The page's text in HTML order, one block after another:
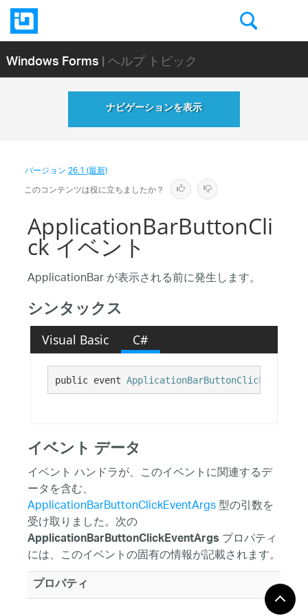
Windows Forms| ヘルプ トピック
ナビゲーションを表示
バージョン26.1 (最新)
このコンテンツは役に立ちましたか？
ApplicationBarButtonCli
ck イベント
ApplicationBar が表示される前に発生します。
シンタックス
Visual Basic C#
public event ApplicationBarButtonClickHandler
イベント データ
イベント ハンドラが、このイベントに関連するデ
ータを含む、
ApplicationBarButtonClickEventArgs型の引数を
受け取りました。次の
ApplicationBarButtonClickEventArgsプロパティ
には、このイベントの固有の情報が記載されます。
プロパティ